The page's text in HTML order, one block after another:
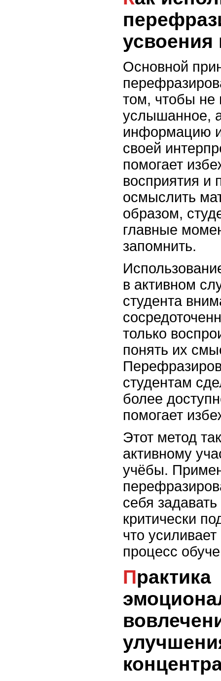
Основной
том, чтобы не
услышанное,
информацию
своей
помогает
восприятия и
осмыслить
образом,
главные
запомнить.
в активном
студента
только
понять их
студентам
более
помогает
Этот метод
активному
учёбы.
себя
критически
что
процесс
Практика